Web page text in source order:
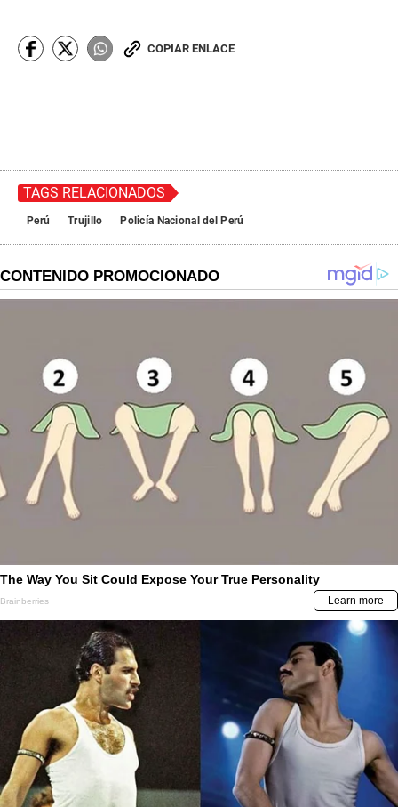
COPIAR ENLACE
TAGS RELACIONADOS
Perú Trujillo Policía Nacional del Perú